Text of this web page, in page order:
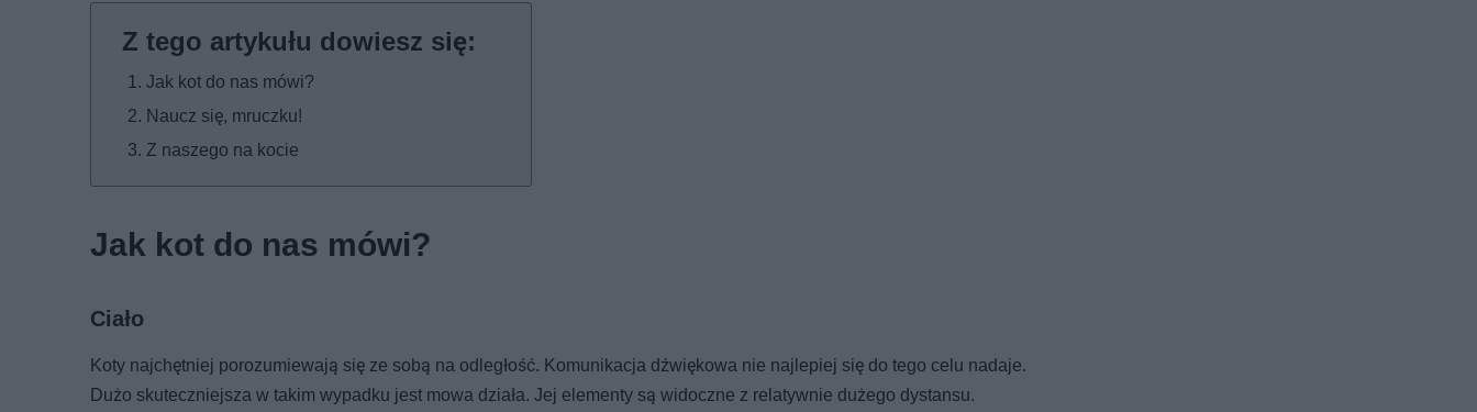
Jak kot do nas mówi?
Naucz się, mruczku!
Z naszego na kocie
Jak kot do nas mówi?
Ciało
Koty najchętniej porozumiewają się ze sobą na odległość. Komunikacja dźwiękowa nie najlepiej się do tego celu nadaje.
Dużo skuteczniejsza w takim wypadku jest mowa działa. Jej elementy są widoczne z relatywnie dużego dystansu.